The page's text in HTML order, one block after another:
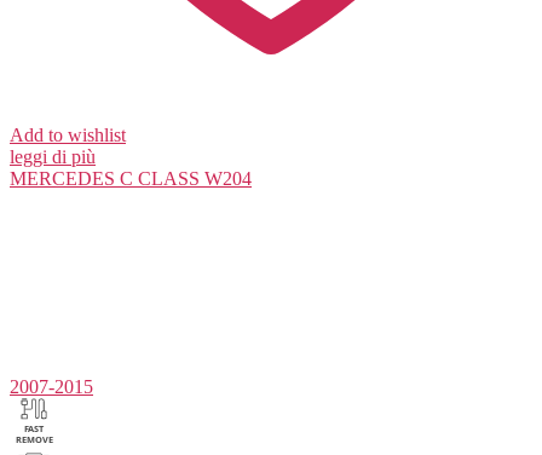
Add to wishlist
leggi di più
MERCEDES C CLASS W204
2007-2015